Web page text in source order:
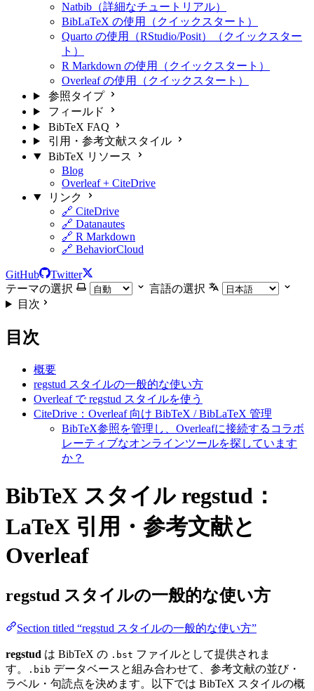
Natbib（詳細なチュートリアル）
BibLaTeX の使用（クイックスタート）
Quarto の使用（RStudio/Posit）（クイックスター
ト）
R Markdown の使用（クイックスタート）
Overleaf の使用（クイックスタート）
参照タイプ
フィールド
BibTeX FAQ
引用・参考文献スタイル
BibTeX リソース
Blog
Overleaf + CiteDrive
リンク
🔗 CiteDrive
🔗 Datanautes
🔗 R Markdown
🔗 BehaviorCloud
GitHub
Twitter
テーマの選択
言語の選択
目次
目次
概要
regstud スタイルの一般的な使い方
Overleaf で regstud スタイルを使う
CiteDrive：Overleaf 向け BibTeX / BibLaTeX 管理
BibTeX参照を管理し、Overleafに接続するコラボ
レーティブなオンラインツールを探しています
か？
BibTeX スタイル regstud：
LaTeX 引用・参考文献と
Overleaf
regstud スタイルの一般的な使い方
Section titled “regstud スタイルの一般的な使い方”
regstud は BibTeX の .bst ファイルとして提供されま
す。
.bib データベースと組み合わせて、参考文献の並び・
ラベル・句読点を決めます。以下では BibTeX スタイルの概